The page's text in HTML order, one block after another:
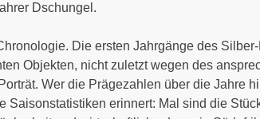
Dschungel.
Die ersten Jahrgänge des
Objekten, nicht zuletzt wegen des
Wer die Prägezahlen über die Jahre
Saisonstatistiken erinnert: Mal sind die